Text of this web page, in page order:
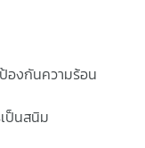
องกันความร้อน
ป็นสนิม